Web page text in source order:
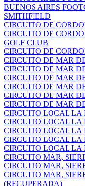
BUENOS AIRES
SMITHFIELD
CIRCUITO DE
CIRCUITO DE
GOLF CLUB
CIRCUITO DE
CIRCUITO DE MAR
CIRCUITO DE MAR
CIRCUITO DE MAR
CIRCUITO DE MAR
CIRCUITO DE MAR
CIRCUITO DE MAR
CIRCUITO LOCAL LA
CIRCUITO LOCAL LA
CIRCUITO LOCAL LA
CIRCUITO LOCAL LA
CIRCUITO LOCAL LA
CIRCUITO MAR,
CIRCUITO MAR,
CIRCUITO MAR,
(RECUPERADA)